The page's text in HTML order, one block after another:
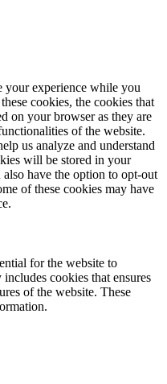
your experience while you
cookies, the cookies that
on your browser as they are
of the website.
us analyze and understand
will be stored in your
have the option to opt-out
of these cookies may have
for the website to
cookies that ensures
of the website. These